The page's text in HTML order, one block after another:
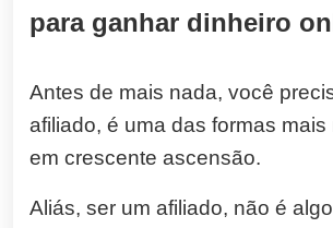
para ganhar dinheiro
Antes de mais nada, você
afiliado, é uma das formas mais
em crescente ascensão.
Aliás, ser um afiliado, não é